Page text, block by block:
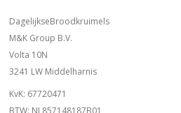
DagelijkseBroodkruimels
M&K Group B.V.
Volta 10N
3241 LW Middelharnis
KvK: 67720471
BTW: NL857148187B01